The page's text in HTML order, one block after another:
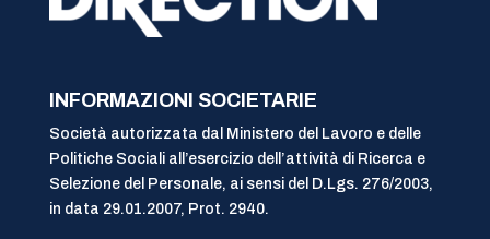
INFORMAZIONI SOCIETARIE
Società autorizzata dal Ministero del Lavoro e delle
Politiche Sociali all’esercizio dell’attività di Ricerca e
Selezione del Personale, ai sensi del D.Lgs. 276/2003,
in data 29.01.2007, Prot. 2940.